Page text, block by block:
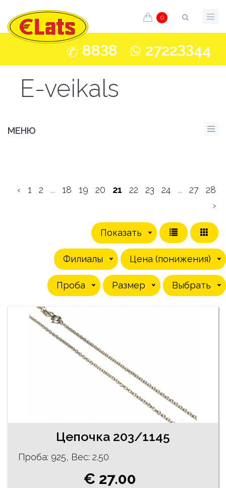
0
8838 27223344
E-veikals
МЕНЮ
‹ 1 2 ... 18 19 20 21 22 23 24 ... 27
28
›
Показать
Цена (понижения)
Филиалы
Выбрать
Pазмер
Проба
Цепочка 203/1145
Проба: 925, Bес: 2.50
€ 27.00